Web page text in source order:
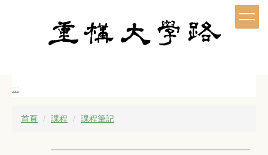
:::
首頁 課程 課程筆記